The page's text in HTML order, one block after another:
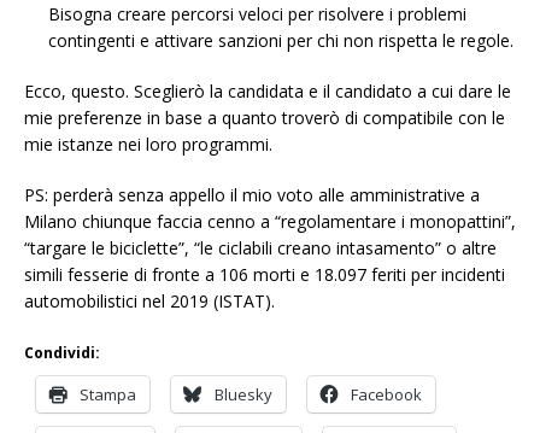
Bisogna creare percorsi veloci per risolvere i problemi
contingenti e attivare sanzioni per chi non rispetta le regole.
Ecco, questo. Sceglierò la candidata e il candidato a cui dare le
mie preferenze in base a quanto troverò di compatibile con le
mie istanze nei loro programmi.
PS: perderà senza appello il mio voto alle amministrative a
Milano chiunque faccia cenno a “regolamentare i monopattini”,
“targare le biciclette”, “le ciclabili creano intasamento” o altre
simili fesserie di fronte a 106 morti e 18.097 feriti per incidenti
automobilistici nel 2019 (ISTAT).
Condividi:
Stampa Bluesky Facebook